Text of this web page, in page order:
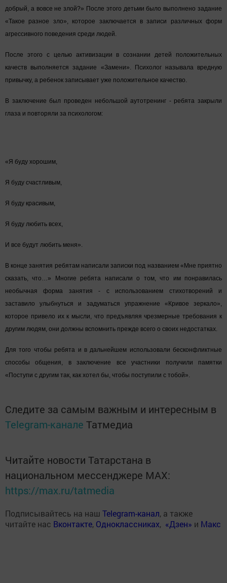
добрый, а вовсе не злой?» После этого детьми было выполнено задание
«Такое разное зло», которое заключается в записи различных форм
агрессивного поведения среди людей.
После этого с целью активизации в сознании детей положительных
качеств выполняется задание «Замени». Психолог называла вредную
привычку, а ребенок записывает уже положительное качество.
В заключение был проведен небольшой аутотренинг - ребята закрыли
глаза и повторяли за психологом:
«Я буду хорошим,
Я буду счастливым,
Я буду красивым,
Я буду любить всех,
И все будут любить меня».
В конце занятия ребятам написали записки под названием «Мне приятно
сказать, что…» Многие ребята написали о том, что им понравилась
необычная форма занятия - с использованием стихотворений и
заставило улыбнуться и задуматься упражнение «Кривое зеркало»,
которое привело их к мысли, что предъявляя чрезмерные требования к
другим людям, они должны вспомнить прежде всего о своих недостатках.
Для того чтобы ребята и в дальнейшем использовали бесконфликтные
способы общения, в заключение все участники получили памятки
«Поступи с другим так, как хотел бы, чтобы поступили с тобой».
Следите за самым важным и интересным в
Telegram-канале Татмедиа
Читайте новости Татарстана в
национальном мессенджере MАХ:
https://max.ru/tatmedia
Подписывайтесь на наш Telegram-канал, а также
читайте нас Вконтакте, Одноклассниках, «Дзен» и Макс